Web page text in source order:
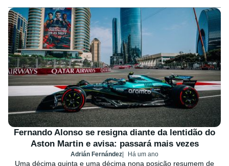
Fernando Alonso se resigna diante da lentidão do
Aston Martin e avisa: passará mais vezes
Adrián Fernández Há um ano
Uma décima quinta e uma décima nona posição resumem de